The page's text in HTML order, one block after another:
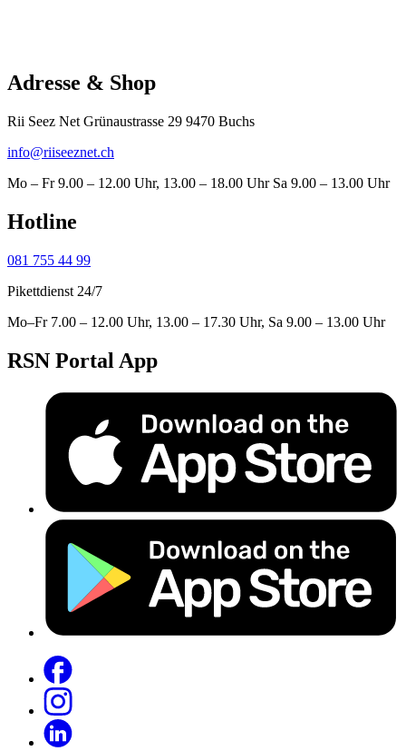
Adresse & Shop
Rii Seez Net Grünaustrasse 29 9470 Buchs
info@riiseeznet.ch
Mo – Fr 9.00 – 12.00 Uhr, 13.00 – 18.00 Uhr Sa 9.00 – 13.00 Uhr
Hotline
081 755 44 99
Pikettdienst 24/7
Mo–Fr 7.00 – 12.00 Uhr, 13.00 – 17.30 Uhr, Sa 9.00 – 13.00 Uhr
RSN Portal App